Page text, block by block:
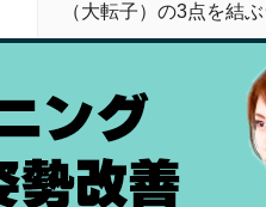
（大転子）の3点を結
③骨盤ベルトは、一度
ものは、骨盤を固定す